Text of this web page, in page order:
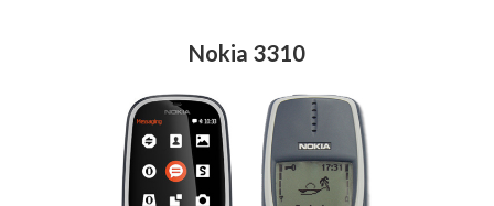
Nokia 3310